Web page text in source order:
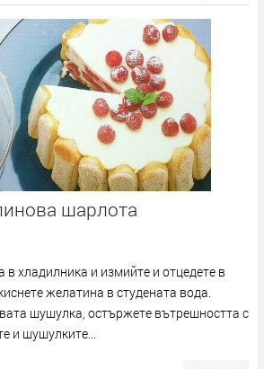
шарлота
хладилника и измийте и отцедете в
желатина в студената вода.
шушулка, остържете вътрешността с
и шушулките...